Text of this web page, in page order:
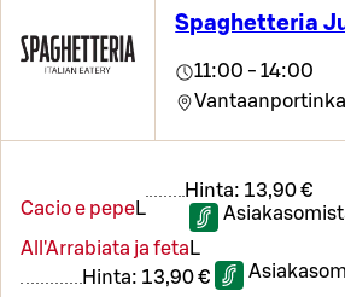
Spaghetteria
11:00 - 14:00
Cacio e pepeL
Hinta: 13,90 €
All'Arrabiata ja feta L
Hinta: 13,90 €